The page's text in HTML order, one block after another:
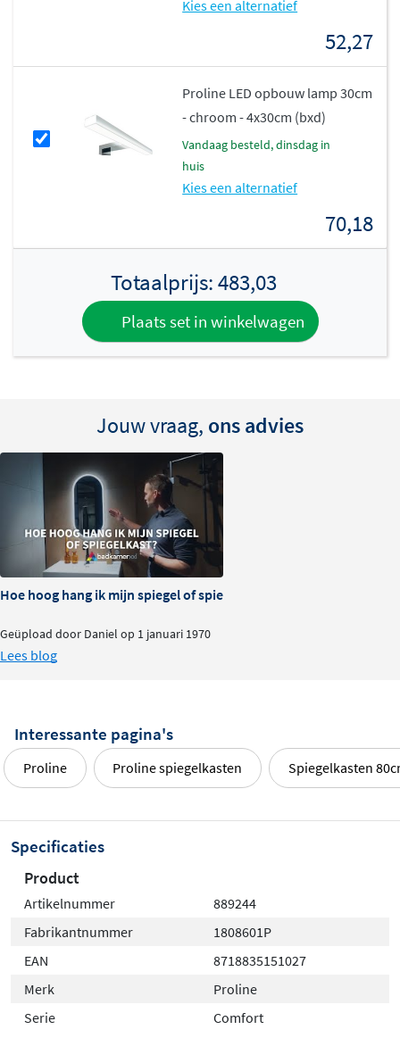
Achter de deuren vind je voldoende ruimte voor al jouw
diepte van
met twee deuren bieden nóg meer opbergruimte en
overzicht, ideaal voor gezinnen of wanneer je gewoon
graag alles netjes georganiseerd hebt.
Kies een alternatief
52,27
Proline LED opbouw lamp 30cm
- chroom - 4x30cm (bxd)
vandaag besteld, dinsdag in
huis
Kies een alternatief
70,18
Totaalprijs:483,03
Plaats set in winkelwagen
Jouw vraag, ons advies
Hoe hoog hang ik mijn spiegel of spiegelkast?
Geüpload door Daniel op 1 januari 1970
Lees blog
Interessante pagina's
Proline Proline spiegelkasten Spiegelkasten
Specificaties
Product
Artikelnummer
889244
Fabrikantnummer
1808601P
EAN
8718835151027
Merk
Proline
Serie
Comfort